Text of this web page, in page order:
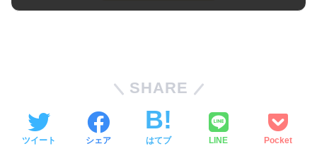
SHARE
ツイート シェア はてブ LINE Pocket